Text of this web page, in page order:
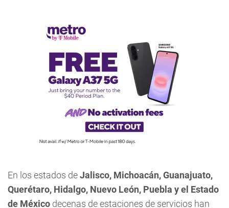
En los estados deJalisco, Michoacán, Guanajuato,
Querétaro, Hidalgo, Nuevo León, Puebla y el Estado
de México decenas de estaciones de servicios han